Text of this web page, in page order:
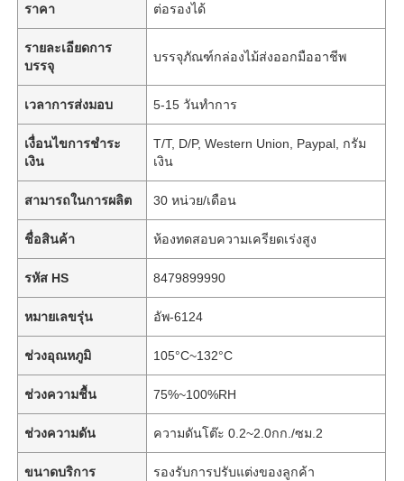
ราคา ต่อรองได้
รายละเอียดการ
บรรจุ
บรรจุภัณฑ์กล่องไม้ส่งออกมืออาชีพ
เวลาการส่งมอบ 5-15 วันทำการ
เงื่อนไขการชำระ
เงิน
T/T, D/P, Western Union, Paypal, กรัม
เงิน
สามารถในการผลิต 30 หน่วย/เดือน
ชื่อสินค้า ห้องทดสอบความเครียดเร่งสูง
รหัส HS 8479899990
หมายเลขรุ่น อัพ-6124
ช่วงอุณหภูมิ 105°C~132°C
ช่วงความชื้น 75%~100%RH
ช่วงความดัน ความดันโต๊ะ 0.2~2.0กก./ซม.2
ขนาดบริการ รองรับการปรับแต่งของลูกค้า